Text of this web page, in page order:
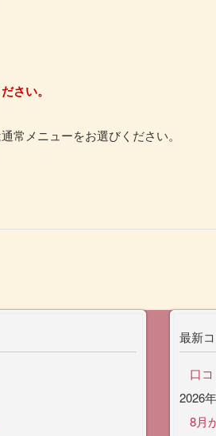
さい。
常メニューをお選びください。
最新
口
2026
8月